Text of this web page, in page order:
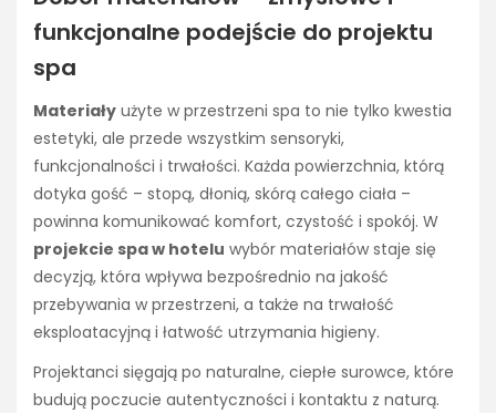
funkcjonalne podejście do projektu
spa
Materiały użyte w przestrzeni spa to nie tylko kwestia
estetyki, ale przede wszystkim sensoryki,
funkcjonalności i trwałości. Każda powierzchnia, którą
dotyka gość – stopą, dłonią, skórą całego ciała –
powinna komunikować komfort, czystość i spokój. W
projekcie spa w hotelu wybór materiałów staje się
decyzją, która wpływa bezpośrednio na jakość
przebywania w przestrzeni, a także na trwałość
eksploatacyjną i łatwość utrzymania higieny.
Projektanci sięgają po naturalne, ciepłe surowce, które
budują poczucie autentyczności i kontaktu z naturą.